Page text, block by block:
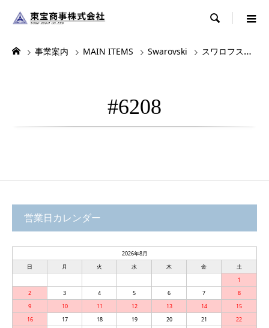

事業案内 MAIN ITEMS Swarovski スワロフスキー
#6208
営業日カレンダー
2026年8月
日
月 火 水 木 金
土
1
2
3 4 5 6 7
8
9
10 11 12 13 14
15
16
17 18 19 20 21
22